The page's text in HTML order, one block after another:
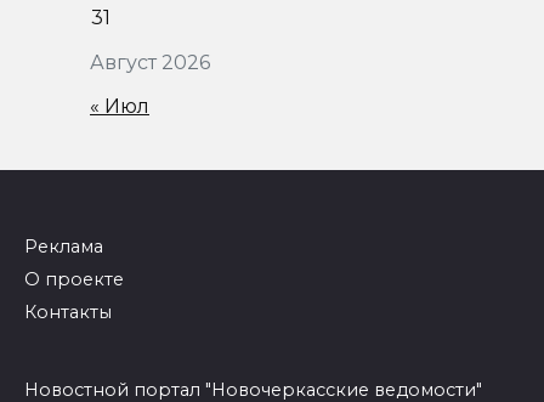
Август 2026
31
« Июл
Реклама
О проекте
Контакты
Новостной портал "Новочеркасские ведомости"